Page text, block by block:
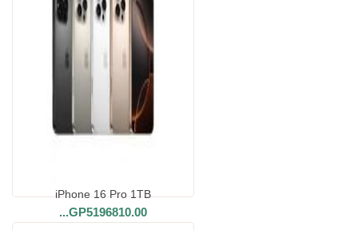
iPhone 16 Pro 1TB
...GP5196810.00